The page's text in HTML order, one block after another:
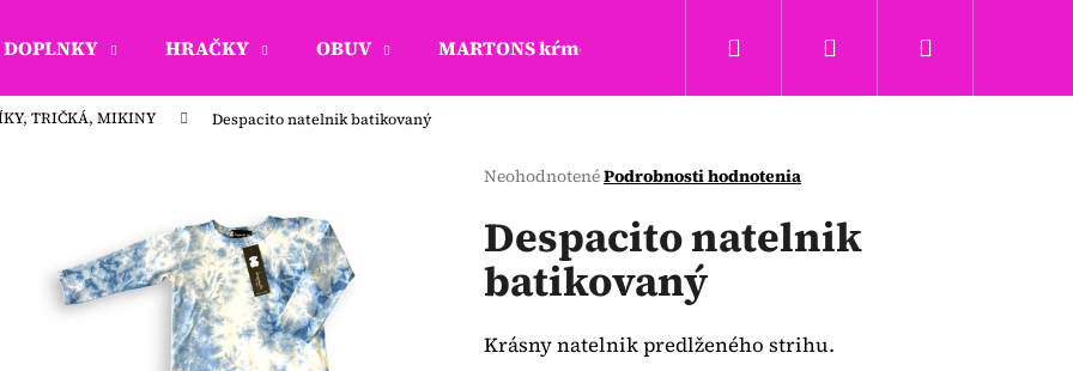
DOPLNKY HRAČKY OBUV MARTONS kŕmenie a hryzadla Täta rings Obchodné
Prihlásenie
TRIČKÁ, MIKINY Despacito natelnik batikovaný
Priemerné
produktu
je
0,0
z
hviezdičiek.
NeohodnotenéPodrobnosti hodnotenia
Despacito natelnik
batikovaný
Krásny natelnik predlženého strihu.
Čo potrebujete nájsť?
HĽADAŤ
Odporúčame